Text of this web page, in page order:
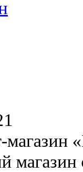
магазин